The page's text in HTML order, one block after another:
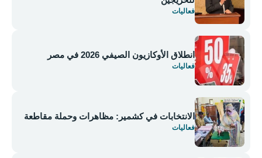
فعاليات
انطلاق الأوكازيون الصيفي 2026 في مصر
فعاليات
الانتخابات في كشمير: مظاهرات وحملة مقاطعة
فعاليات